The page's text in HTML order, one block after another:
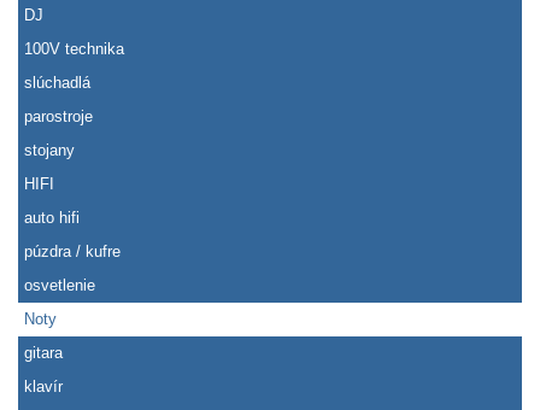
DJ
100V technika
slúchadlá
parostroje
stojany
HIFI
auto hifi
púzdra / kufre
osvetlenie
Noty
gitara
klavír